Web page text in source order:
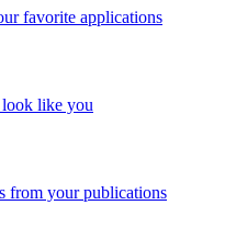
favorite applications
like you
from your publications